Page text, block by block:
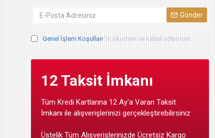
Gönder
Genel İşlem Koşulları 'ni okudum ve kabul ediyorum.
12 Taksit İmkanı
Tüm Kredi Kartlarına 12 Ay'a Varan Taksit
İmkanı ile alışverişlerinizi gerçekleştirebilirsiniz
Üstelik Tüm Alışverişlerinizde Ücretsiz Kargo